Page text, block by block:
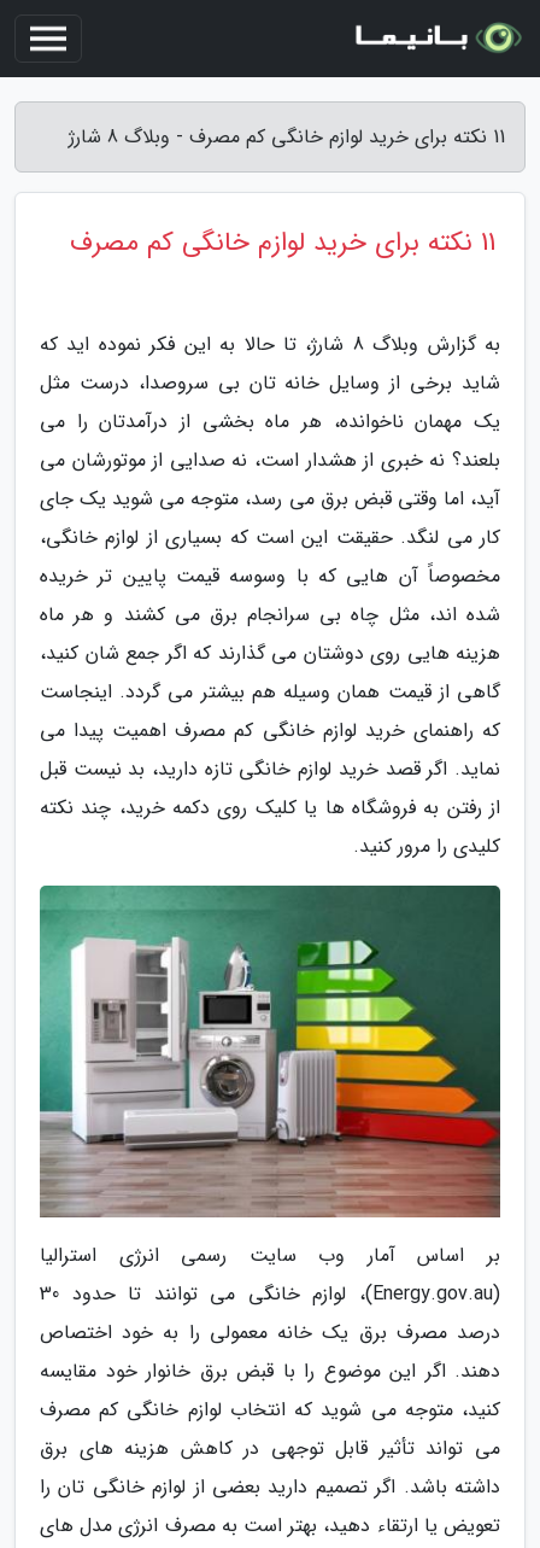
11 نکته برای خرید لوازم خانگی کم مصرف - وبلاگ 8 شارژ
11 نکته برای خرید لوازم خانگی کم مصرف
به گزارش وبلاگ 8 شارژ، تا حالا به این فکر نموده اید که
شاید برخی از وسایل خانه تان بی سروصدا، درست مثل
یک مهمان ناخوانده، هر ماه بخشی از درآمدتان را می
بلعند؟ نه خبری از هشدار است، نه صدایی از موتورشان می
آید، اما وقتی قبض برق می رسد، متوجه می شوید یک جای
کار می لنگد. حقیقت این است که بسیاری از لوازم خانگی،
مخصوصاً آن هایی که با وسوسه قیمت پایین تر خریده
شده اند، مثل چاه بی سرانجام برق می کشند و هر ماه
هزینه هایی روی دوشتان می گذارند که اگر جمع شان کنید،
گاهی از قیمت همان وسیله هم بیشتر می گردد. اینجاست
که راهنمای خرید لوازم خانگی کم مصرف اهمیت پیدا می
نماید. اگر قصد خرید لوازم خانگی تازه دارید، بد نیست قبل
از رفتن به فروشگاه ها یا کلیک روی دکمه خرید، چند نکته
کلیدی را مرور کنید.
بر اساس آمار وب سایت رسمی انرژی استرالیا
(Energy.gov.au)، لوازم خانگی می توانند تا حدود 30
درصد مصرف برق یک خانه معمولی را به خود اختصاص
دهند. اگر این موضوع را با قبض برق خانوار خود مقایسه
کنید، متوجه می شوید که انتخاب لوازم خانگی کم مصرف
می تواند تأثیر قابل توجهی در کاهش هزینه های برق
داشته باشد. اگر تصمیم دارید بعضی از لوازم خانگی تان را
تعویض یا ارتقاء دهید، بهتر است به مصرف انرژی مدل های